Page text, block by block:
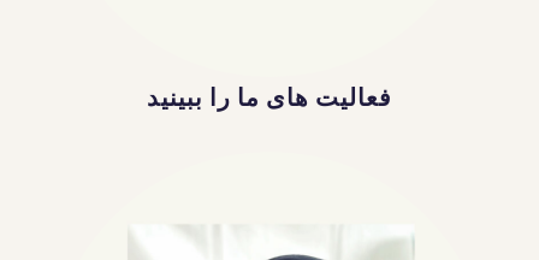
فعالیت های ما را ببینید